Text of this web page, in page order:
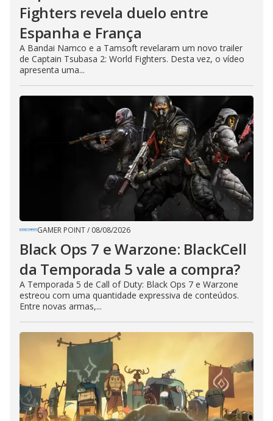
Fighters revela duelo entre
Espanha e França
A Bandai Namco e a Tamsoft revelaram um novo trailer
de Captain Tsubasa 2: World Fighters. Desta vez, o vídeo
apresenta uma...
GAMER POINT/ 08/08/2026
Black Ops 7 e Warzone: BlackCell
da Temporada 5 vale a compra?
A Temporada 5 de Call of Duty: Black Ops 7 e Warzone
estreou com uma quantidade expressiva de conteúdos.
Entre novas armas,...